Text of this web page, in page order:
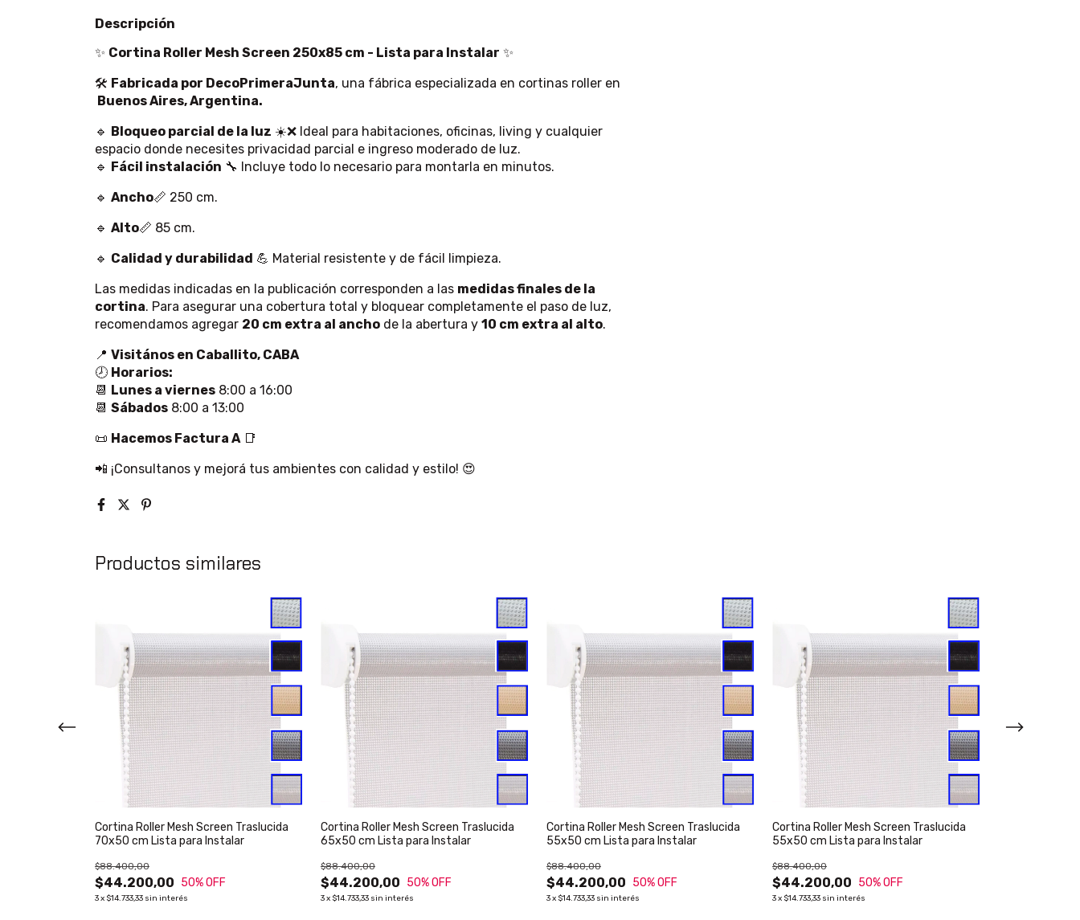
Descripción
✨ Cortina Roller Mesh Screen 250x85 cm - Lista para Instalar ✨
🛠 Fabricada por DecoPrimeraJunta, una fábrica especializada en cortinas roller en
Buenos Aires, Argentina.
🔹 Bloqueo parcial de la luz ☀️❌ Ideal para habitaciones, oficinas, living y cualquier
espacio donde necesites privacidad parcial e ingreso moderado de luz.
🔹 Fácil instalación 🔧 Incluye todo lo necesario para montarla en minutos.
🔹 Ancho📏 250 cm.
🔹 Alto📏 85 cm.
🔹 Calidad y durabilidad 💪 Material resistente y de fácil limpieza.
Las medidas indicadas en la publicación corresponden a las medidas finales de la
cortina. Para asegurar una cobertura total y bloquear completamente el paso de luz,
recomendamos agregar 20 cm extra al ancho de la abertura y 10 cm extra al alto.
📍 Visitános en Caballito, CABA
🕗 Horarios:
📆 Lunes a viernes 8:00 a 16:00
📆 Sábados 8:00 a 13:00
📜 Hacemos Factura A📑
📲 ¡Consultanos y mejorá tus ambientes con calidad y estilo! 😍
Productos similares
Cortina Roller Mesh Screen Traslucida
70x50 cm Lista para Instalar
$44.200,00
$88.400,00
50% OFF
3x $14.733,33 sin interés
Cortina Roller Mesh Screen Traslucida
65x50 cm Lista para Instalar
$44.200,00
$88.400,00
50% OFF
3x $14.733,33 sin interés
Cortina Roller Mesh Screen Traslucida
55x50 cm Lista para Instalar
$44.200,00
$88.400,00
50% OFF
3x $14.733,33 sin interés
Cortina Roller Mesh Screen Traslucida
55x50 cm Lista para Instalar
$44.200,00
$88.400,00
50% OFF
3x $14.733,33 sin interés